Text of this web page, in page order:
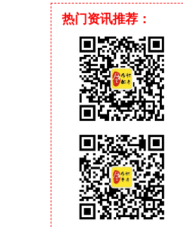
热门资讯推荐：